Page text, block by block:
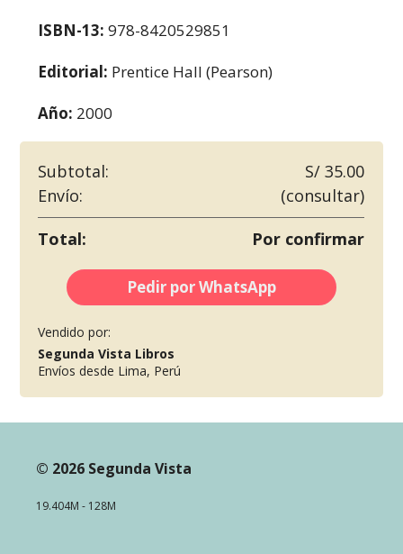
ISBN-13: 978-8420529851
Editorial: Prentice Hall (Pearson)
Año: 2000
Subtotal:
S/ 35.00
Envío:
(consultar)
Total:
Por confirmar
Pedir por WhatsApp
Vendido por:
Segunda Vista Libros
Envíos desde Lima, Perú
© 2026 Segunda Vista
19.404M - 128M